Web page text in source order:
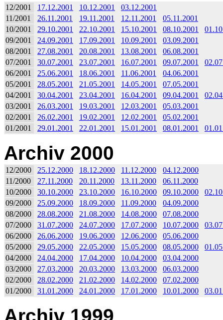
12/2001 17.12.2001 10.12.2001
03.12.2001
11/2001
26.11.2001 19.11.2001 12.11.2001
05.11.2001
10/2001
29.10.2001 22.10.2001 15.10.2001 08.10.2001
09/2001
24.09.2001 17.09.2001 10.09.2001
03.09.2001
08/2001
27.08.2001 20.08.2001 13.08.2001
06.08.2001
07/2001
30.07.2001 23.07.2001 16.07.2001 09.07.2001
06/2001
25.06.2001 18.06.2001 11.06.2001
04.06.2001
05/2001
28.05.2001 21.05.2001 14.05.2001
07.05.2001
04/2001
30.04.2001 23.04.2001 16.04.2001 09.04.2001
03/2001
26.03.2001 19.03.2001 12.03.2001
05.03.2001
02/2001
26.02.2001 19.02.2001 12.02.2001
05.02.2001
01/2001
29.01.2001 22.01.2001 15.01.2001 08.01.2001
Archiv 2000
12/2000 25.12.2000 18.12.2000 11.12.2000
04.12.2000
11/2000
27.11.2000 20.11.2000 13.11.2000
06.11.2000
10/2000
30.10.2000 23.10.2000 16.10.2000 09.10.2000
09/2000
25.09.2000 18.09.2000 11.09.2000
04.09.2000
08/2000
28.08.2000 21.08.2000 14.08.2000
07.08.2000
07/2000
31.07.2000 24.07.2000 17.07.2000 10.07.2000
06/2000
26.06.2000 19.06.2000 12.06.2000
05.06.2000
05/2000
29.05.2000 22.05.2000 15.05.2000 08.05.2000
04/2000
24.04.2000 17.04.2000 10.04.2000
03.04.2000
03/2000
27.03.2000 20.03.2000 13.03.2000
06.03.2000
02/2000
28.02.2000 21.02.2000 14.02.2000
07.02.2000
01/2000
31.01.2000 24.01.2000 17.01.2000 10.01.2000